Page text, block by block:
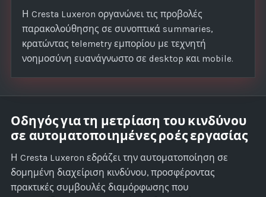
Η Cresta Luxeron οργανώνει τις προβολές
παρακολούθησης σε συνοπτικά summaries,
κρατώντας telemetry εμπορίου με τεχνητή
νοημοσύνη ευανάγνωστο σε desktop και mobile.
Οδηγός για τη μετρίαση του κινδύνου
σε αυτοματοποιημένες ροές εργασίας
Η Cresta Luxeron εδράζει την αυτοματοποίηση σε
δομημένη διαχείριση κινδύνου, προσφέροντας
πρακτικές συμβουλές διαμόρφωσης που